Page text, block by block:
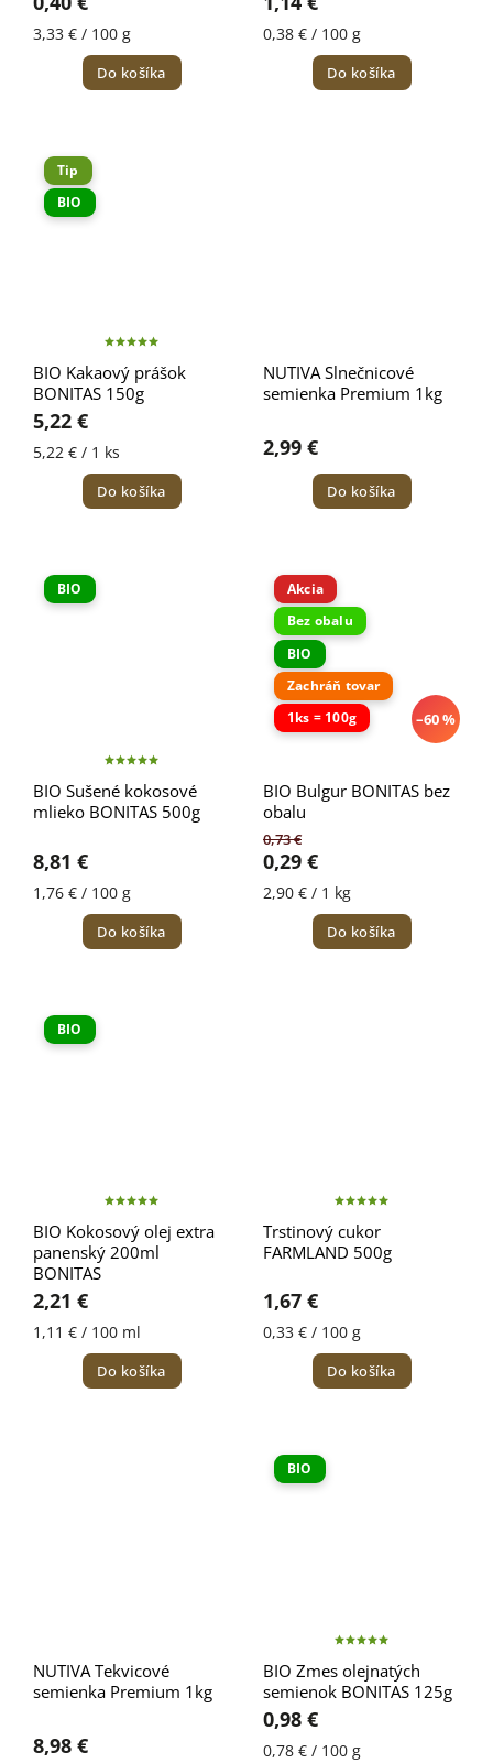
3,33 € / 100 g
Do košíka
0,38 € / 100 g
Do košíka
Tip
BIO
BIO Kakaový prášok
BONITAS 150g
5,22 €
5,22 € / 1 ks
Do košíka
NUTIVA Slnečnicové
semienka Premium 1kg
2,99 €
Do košíka
BIO
BIO Sušené kokosové
mlieko BONITAS 500g
8,81 €
1,76 € / 100 g
Do košíka
Akcia
Bez obalu
BIO
Zachráň tovar
1ks = 100g
–60 %
BIO Bulgur BONITAS bez
obalu
0,73 €
0,29 €
2,90 € / 1 kg
Do košíka
BIO
BIO Kokosový olej extra
panenský 200ml
BONITAS
2,21 €
1,11 € / 100 ml
Do košíka
Trstinový cukor
FARMLAND 500g
1,67 €
0,33 € / 100 g
Do košíka
NUTIVA Tekvicové
semienka Premium 1kg
8,98 €
BIO
BIO Zmes olejnatých
semienok BONITAS 125g
0,98 €
0,78 € / 100 g